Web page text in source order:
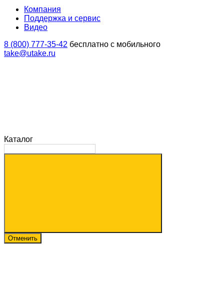
Компания
Поддержка и сервис
Видео
8 (800) 777-35-42 бесплатно с мобильного
take@utake.ru
Каталог
Отменить